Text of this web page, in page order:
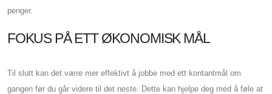
penger.
FOKUS PÅ ETT ØKONOMISK MÅL
Til slutt kan det være mer effektivt å jobbe med ett kontantmål om
gangen før du går videre til det neste. Dette kan hjelpe deg med å føle at